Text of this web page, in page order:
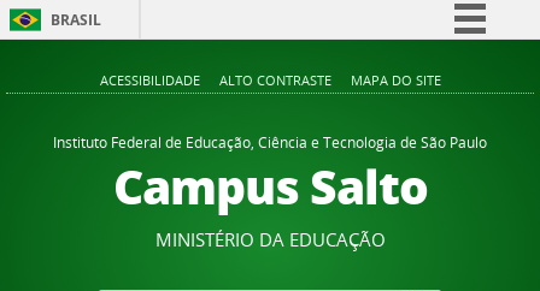
BRASIL
Comunica BR
Participe
Acesso à informação
Canais
ACESSIBILIDADE ALTO CONTRASTE MAPA DO SITE
Instituto Federal de Educação, Ciência e Tecnologia de São Paulo
Campus Salto
MINISTÉRIO DA EDUCAÇÃO